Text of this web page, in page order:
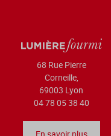
68 Rue Pierre
Corneille,
69003 Lyon
04 78 05 38 40